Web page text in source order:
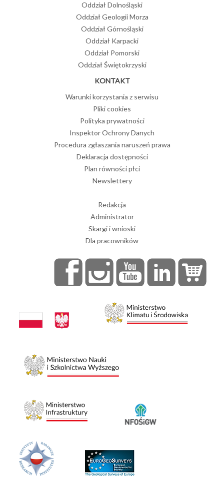
Oddział Dolnośląski
Oddział Geologii Morza
Oddział Górnośląski
Oddział Karpacki
Oddział Pomorski
Oddział Świętokrzyski
KONTAKT
Warunki korzystania z serwisu
Pliki cookies
Polityka prywatności
Inspektor Ochrony Danych
Procedura zgłaszania naruszeń prawa
Deklaracja dostępności
Plan równości płci
Newslettery
Redakcja
Administrator
Skargi i wnioski
Dla pracowników